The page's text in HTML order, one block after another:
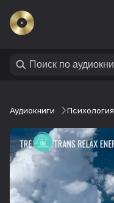
Аудиокниги Психология